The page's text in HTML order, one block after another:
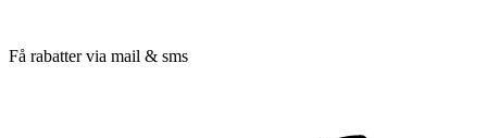
Få rabatter via mail & sms